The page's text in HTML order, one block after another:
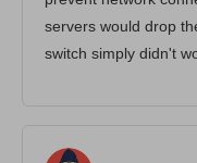
servers would drop
switch simply didn't